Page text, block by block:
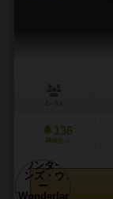
136
興味あり